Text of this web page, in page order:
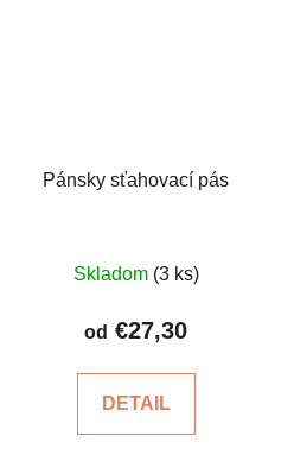
Pánsky sťahovací pás
hodnotenie
produktu
z
Skladom (3 ks)
od €27,30
DETAIL